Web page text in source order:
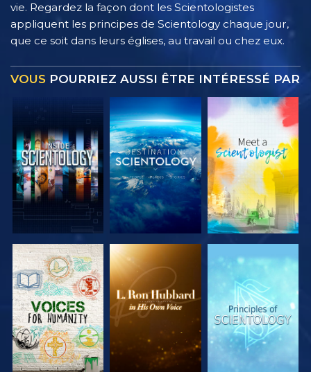
vie. Regardez la façon dont les Scientologistes
appliquent les principes de Scientology chaque jour,
que ce soit dans leurs églises, au travail ou chez eux.
VOUS POURRIEZ AUSSI ÊTRE INTÉRESSÉ PAR
DÉCOUVRIR
LES SÉRIES
DÉCOUVRIR
LES SÉRIES
DÉCOUVRIR
LES SÉRIES